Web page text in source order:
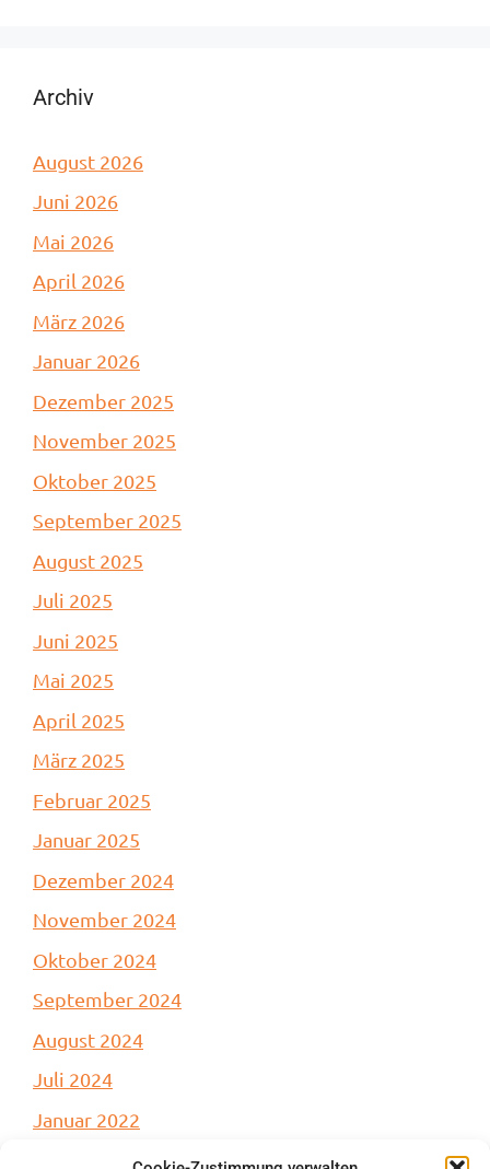
Archiv
August 2026
Juni 2026
Mai 2026
April 2026
März 2026
Januar 2026
Dezember 2025
November 2025
Oktober 2025
September 2025
August 2025
Juli 2025
Juni 2025
Mai 2025
April 2025
März 2025
Februar 2025
Januar 2025
Dezember 2024
November 2024
Oktober 2024
September 2024
August 2024
Juli 2024
Januar 2022